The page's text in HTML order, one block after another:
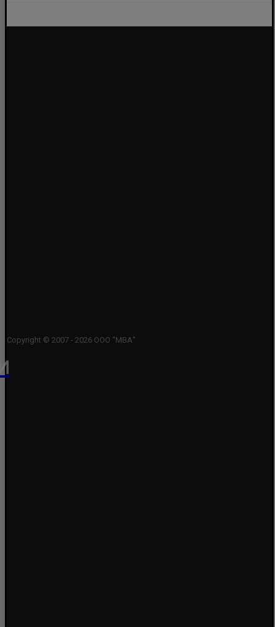
Copyright © 2007 - 2026 ООО "МВА"